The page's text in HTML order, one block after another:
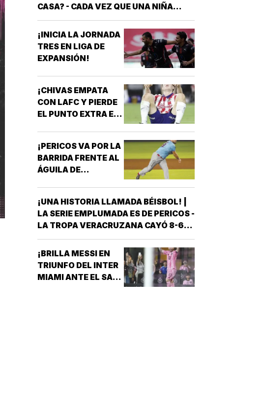
CASA? - CADA VEZ QUE UNA NIÑA
ENTRA A UNA CANCHA CON UN BALÓN
BAJO EL BRAZO, NO LLEGA SOLA
*DETRÁS DE ELLA SIEMPRE HAY
ALGUIEN QUE LA LLEVÓ AL
ENTRENAMIENTO, QUE HIZO EL
ESFUERZO…
¡INICIA LA JORNADA
TRES EN LIGA DE
EXPANSIÓN!
¡CHIVAS EMPATA
CON LAFC Y PIERDE
EL PUNTO EXTRA EN
¡PERICOS VA POR LA
BARRIDA FRENTE AL
ÁGUILA DE
¡UNA HISTORIA LLAMADA BÉISBOL! |
LA SERIE EMPLUMADA ES DE PERICOS -
LA TROPA VERACRUZANA CAYÓ 8-6
ANTE LOS PERICOS DE PUEBLA EN EL
SEGUNDO JUEGO DE LA ÚLTIMA SERIE
DE LA TEMPORADA REGULAR EN EL
ESTADIO HERMANOS SERDÁN, CON LO
QUE LOS POBLANOS…
¡BRILLA MESSI EN
TRIUNFO DEL INTER
MIAMI ANTE EL SAN